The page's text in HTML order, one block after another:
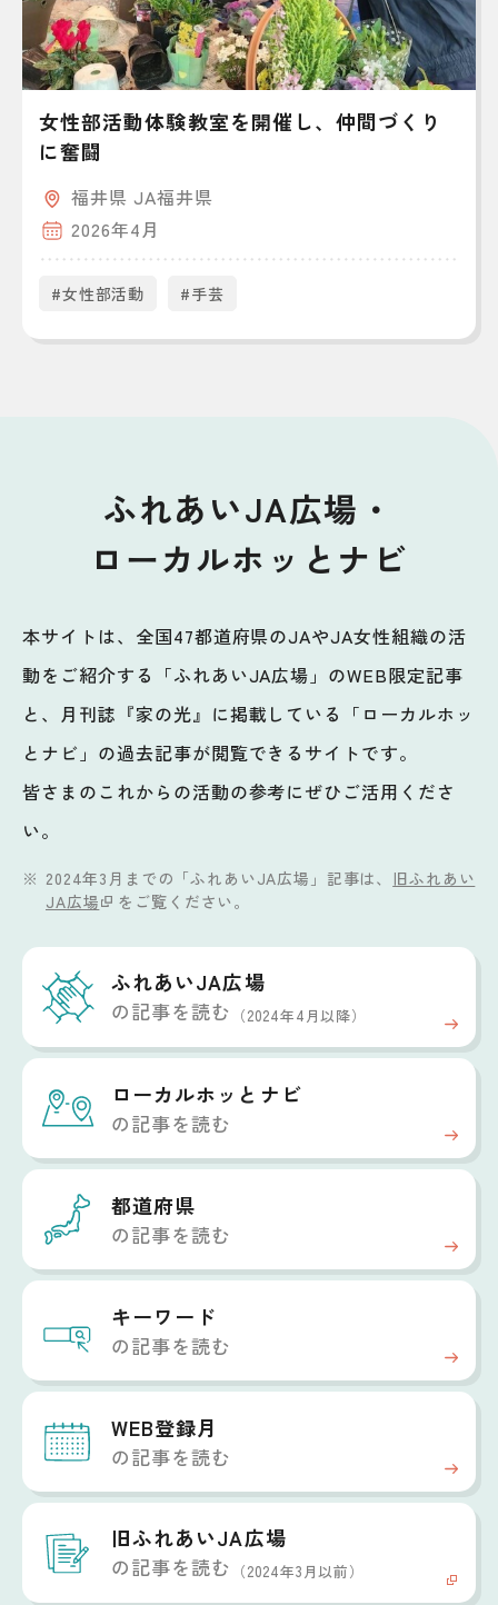
女性部活動体験教室を開催し、仲間づくり
に奮闘
福井県 JA福井県
2026年4月
#女性部活動 #手芸
ふれあいJA広場・
ローカルホッとナビ
本サイトは、全国47都道府県のJAやJA女性組織の活
動をご紹介する「ふれあいJA広場」のWEB限定記事
と、月刊誌『家の光』に掲載している「ローカルホッ
とナビ」の過去記事が閲覧できるサイトです。
皆さまのこれからの活動の参考にぜひご活用くださ
い。
2024年3月までの「ふれあいJA広場」記事は、 旧ふれあい
JA広場
をご覧ください。
ふれあいJA広場
の記事を読む （2024年4月以降）
ローカルホッと ナビ
の記事を読む
都道府県
の記事を読む
キーワード
の記事を読む
WEB登録月
の記事を読む
旧ふれあいJA広場
の記事を読む （2024年3月以前）